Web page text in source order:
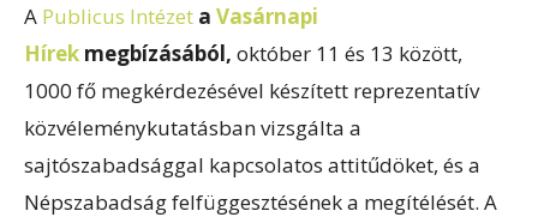
A Publicus Intézet a Vasárnapi
Hírek megbízásából, október 11 és 13 között,
1000 fő megkérdezésével készített reprezentatív
közvéleménykutatásban vizsgálta a
sajtószabadsággal kapcsolatos attitűdöket, és a
Népszabadság felfüggesztésének a megítélését. A